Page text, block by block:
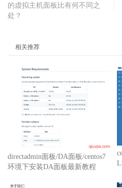
的虚拟主机面板比有何不同之
处？
相关推荐
directadmin面板/DA面板/centos7
环境下安装DA面板最新教程